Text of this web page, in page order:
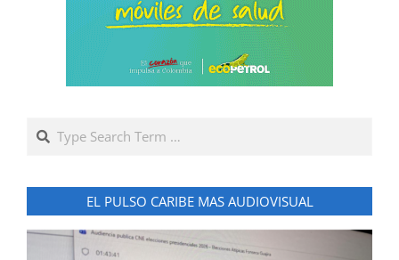
Search
EL PULSO CARIBE MAS AUDIOVISUAL